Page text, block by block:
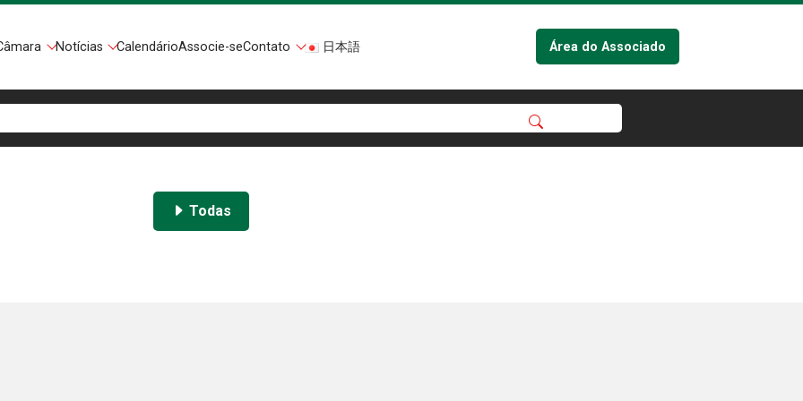
Notícias CalendárioAssocie-seContato 日本語 Área do Associado
Todas